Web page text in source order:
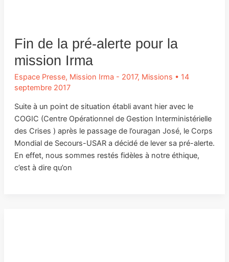
Fin de la pré-alerte pour la
mission Irma
Espace Presse, Mission Irma - 2017, Missions • 14
septembre 2017
Suite à un point de situation établi avant hier avec le
COGIC (Centre Opérationnel de Gestion Interministérielle
des Crises ) après le passage de l’ouragan José, le Corps
Mondial de Secours-USAR a décidé de lever sa pré-alerte.
En effet, nous sommes restés fidèles à notre éthique,
c’est à dire qu’on